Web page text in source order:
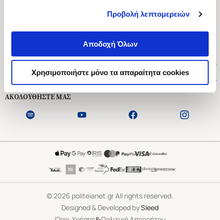
Προβολή λεπτομερειών
Αποδοχή Όλων
Χρησιμοποιήστε μόνο τα απαραίτητα cookies
Ασκληπιού 1-3, Αθήνα 106 79
Δευτέρα - Παρασκευή 09:00-21:00
Εξυπηρέτηση Πελατών
ΑΚΟΛΟΥΘΗΣΤΕ ΜΑΣ
©2026 politeianet.gr All rights reserved.
Designed & Developed bySleed